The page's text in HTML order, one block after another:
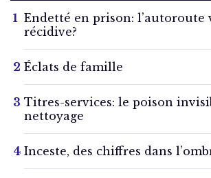
Endetté en prison: l’autoroute
récidive?
Éclats de famille
Titres-services: le poison
nettoyage
Inceste, des chiffres dans